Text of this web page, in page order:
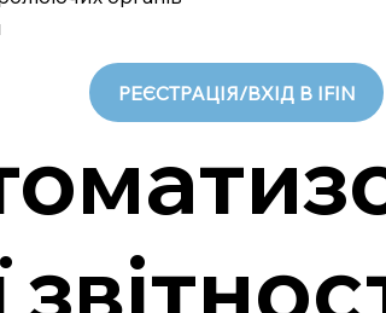
РЕЄСТРАЦІЯ/ВХІД В IFIN